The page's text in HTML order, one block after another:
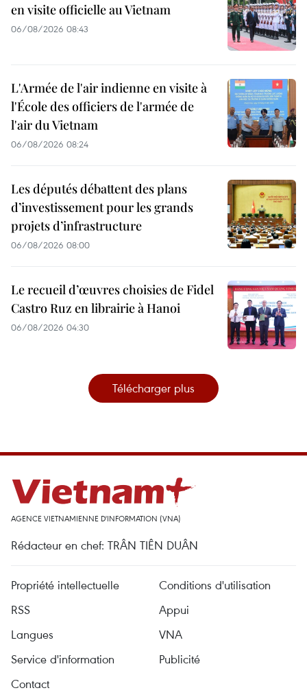
en visite officielle au Vietnam
06/08/2026 08:43
L'Armée de l'air indienne en visite à
l'École des officiers de l'armée de
l'air du Vietnam
06/08/2026 08:24
Les députés débattent des plans
d’investissement pour les grands
projets d’infrastructure
06/08/2026 08:00
Le recueil d’œuvres choisies de Fidel
Castro Ruz en librairie à Hanoi
06/08/2026 04:30
Télécharger plus
AGENCE VIETNAMIENNE D'INFORMATION (VNA)
Rédacteur en chef: TRÂN TIÊN DUÂN
Propriété intellectuelle
Conditions d'utilisation
RSS
Appui
Langues
VNA
Service d'information
Publicité
Contact